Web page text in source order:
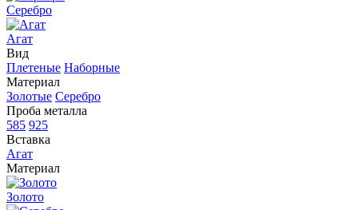
Серебро
Агат
Вид
Плетеные Наборные
Материал
Золотые Серебро
Проба металла
585 925
Вставка
Агат
Материал
Золото